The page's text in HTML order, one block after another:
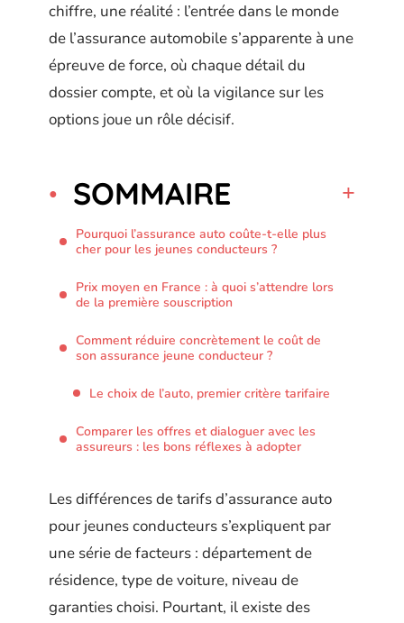
chiffre, une réalité : l’entrée dans le monde
de l’assurance automobile s’apparente à une
épreuve de force, où chaque détail du
dossier compte, et où la vigilance sur les
options joue un rôle décisif.
SOMMAIRE
Pourquoi l’assurance auto coûte-t-elle plus
cher pour les jeunes conducteurs ?
Prix moyen en France : à quoi s’attendre lors
de la première souscription
Comment réduire concrètement le coût de
son assurance jeune conducteur ?
Le choix de l’auto, premier critère tarifaire
Comparer les offres et dialoguer avec les
assureurs : les bons réflexes à adopter
Les différences de tarifs d’assurance auto
pour jeunes conducteurs s’expliquent par
une série de facteurs : département de
résidence, type de voiture, niveau de
garanties choisi. Pourtant, il existe des